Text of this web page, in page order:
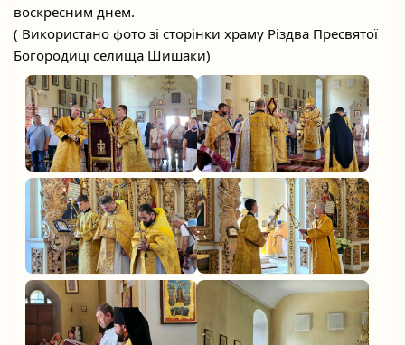
воскресним днем.
( Використано фото зі сторінки храму Різдва Пресвятої
Богородиці селища Шишаки)